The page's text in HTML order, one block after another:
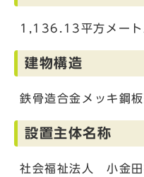
1,136.13平方メート
建物構造
鉄骨造合金メッキ鋼
設置主体名称
社会福祉法人 小金田